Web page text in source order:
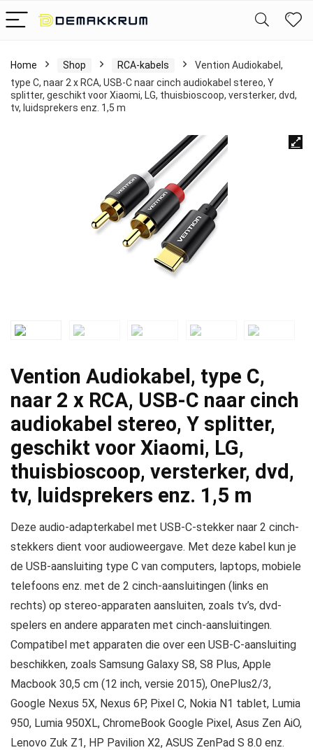
Home Shop RCA-kabels
Vention Audiokabel,
type C, naar 2 x RCA, USB-C naar cinch audiokabel stereo, Y
splitter, geschikt voor Xiaomi, LG, thuisbioscoop, versterker, dvd,
tv, luidsprekers enz. 1,5 m
Vention Audiokabel, type C,
naar 2 x RCA, USB-C naar cinch
audiokabel stereo, Y splitter,
geschikt voor Xiaomi, LG,
thuisbioscoop, versterker, dvd,
tv, luidsprekers enz. 1,5 m
Deze audio-adapterkabel met USB-C-stekker naar 2 cinch-
stekkers dient voor audioweergave. Met deze kabel kun je
de USB-aansluiting type C van computers, laptops, mobiele
telefoons enz. met de 2 cinch-aansluitingen (links en
rechts) op stereo-apparaten aansluiten, zoals tv’s, dvd-
spelers en andere apparaten met cinch-aansluitingen.
Compatibel met apparaten die over een USB-C-aansluiting
beschikken, zoals Samsung Galaxy S8, S8 Plus, Apple
Macbook 30,5 cm (12 inch, versie 2015), OnePlus2/3,
Google Nexus 5X, Nexus 6P, Pixel C, Nokia N1 tablet, Lumia
950, Lumia 950XL, ChromeBook Google Pixel, Asus Zen AiO,
Lenovo Zuk Z1, HP Pavilion X2, ASUS ZenPad S 8.0 enz.